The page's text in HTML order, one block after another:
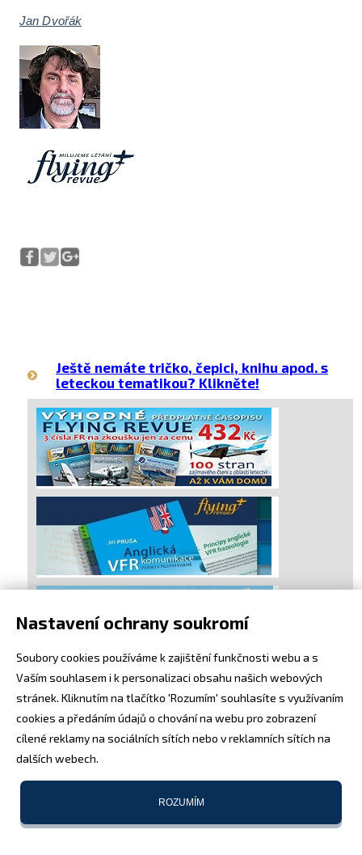
Jan Dvořák
Ještě nemáte tričko, čepici, knihu apod. s
leteckou tematikou? Klikněte!
Nastavení ochrany soukromí
Soubory cookies používáme k zajištění funkčnosti webu a s
Vaším souhlasem i k personalizaci obsahu našich webových
stránek. Kliknutím na tlačítko 'Rozumím' souhlasíte s využívaním
cookies a předáním údajů o chování na webu pro zobrazení
cílené reklamy na sociálních sítích nebo v reklamních sítích na
dalších webech.
ROZUMÍM